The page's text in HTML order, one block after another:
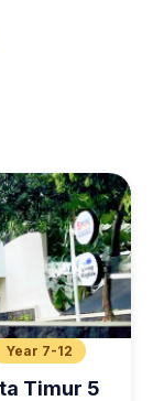
Year 7-12
Timur 5